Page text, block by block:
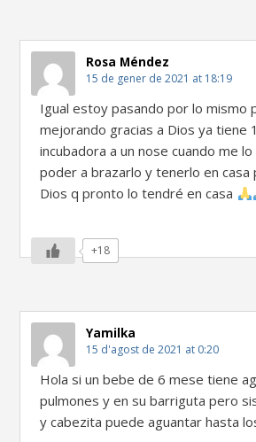
Rosa Méndez
15 de gener de 2021 at 18:19
Igual estoy pasando por lo mismo
mejorando gracias a Dios ya tiene
incubadora a un nose cuando me
poder a brazarlo y tenerlo en casa
Dios q pronto lo tendré en casa
+18
Yamilka
15 d'agost de 2021 at 0:20
Hola si un bebe de 6 mese tiene
pulmones y en su barriguta pero
y cabezita puede aguantar hasta